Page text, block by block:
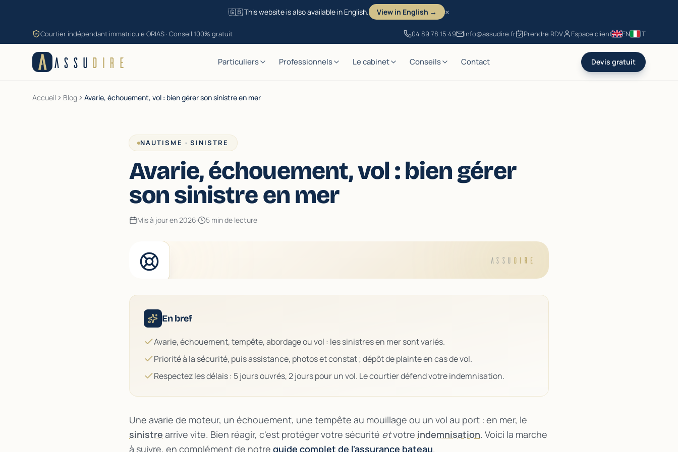
🇬🇧 This website is also available in English. View in English → ×
Aller au contenuCourtier indépendant immatriculé ORIAS · Conseil 100% gratuit 04 89 78 15 49 info@assudire.fr Prendre RDV Espace client EN IT
ASSU DIRE Particuliers Professionnels Le cabinet Conseils Contact Devis gratuit
Accueil Blog Avarie, échouement, vol : bien gérer son sinistre en mer
NAUTISME · SINISTRE
Avarie, échouement, vol : bien gérer
son sinistre en mer
Mis à jour en 2026· 5 min de lecture
ASSU DIRE
En bref
Avarie, échouement, tempête, abordage ou vol : les sinistres en mer sont variés.
Priorité à la sécurité, puis assistance, photos et constat ; dépôt de plainte en cas de vol.
Respectez les délais : 5 jours ouvrés, 2 jours pour un vol. Le courtier défend votre indemnisation.
Une avarie de moteur, un échouement, une tempête au mouillage ou un vol au port : en mer, le
sinistre arrive vite. Bien réagir, c'est protéger votre sécurité etvotre indemnisation. Voici la marche
à suivre, en complément de notre guide complet de l'assurance bateau.